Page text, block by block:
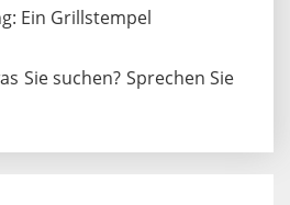
Ein Grillstempel
Sie suchen? Sprechen Sie